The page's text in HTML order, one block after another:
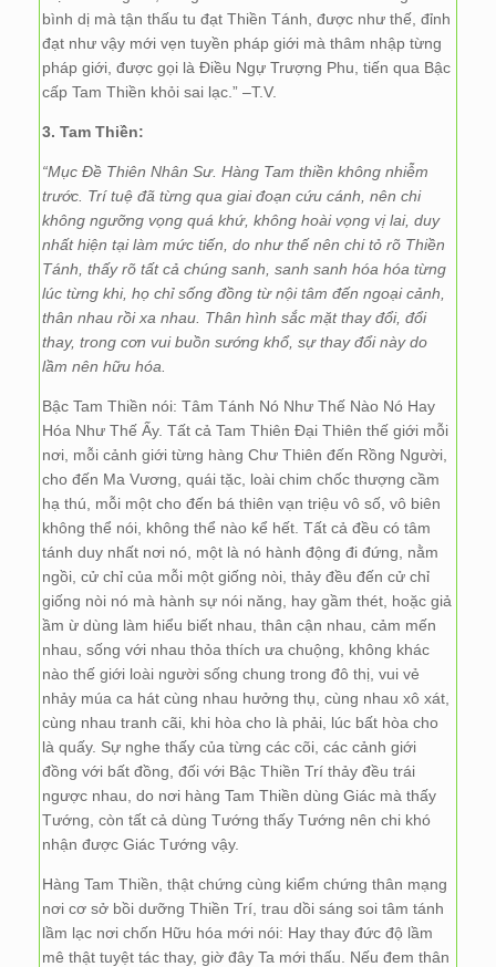
bình dị mà tận thấu tu đạt Thiền Tánh, được như thế, đỉnh
đạt như vậy mới vẹn tuyền pháp giới mà thâm nhập từng
pháp giới, được gọi là Điều Ngự Trượng Phu, tiến qua Bậc
cấp Tam Thiền khỏi sai lạc.” –T.V.
3. Tam Thiền:
“Mục Đề Thiên Nhân Sư. Hàng Tam thiền không nhiễm
trước. Trí tuệ đã từng qua giai đoạn cứu cánh, nên chi
không ngưỡng vọng quá khứ, không hoài vọng vị lai, duy
nhất hiện tại làm mức tiến, do như thế nên chi tỏ rõ Thiền
Tánh, thấy rõ tất cả chúng sanh, sanh sanh hóa hóa từng
lúc từng khi, họ chỉ sống đồng từ nội tâm đến ngoại cảnh,
thân nhau rồi xa nhau. Thân hình sắc mặt thay đổi, đổi
thay, trong cơn vui buồn sướng khổ, sự thay đổi này do
lầm nên hữu hóa.
Bậc Tam Thiền nói: Tâm Tánh Nó Như Thế Nào Nó Hay
Hóa Như Thế Ấy. Tất cả Tam Thiên Đại Thiên thế giới mỗi
nơi, mỗi cảnh giới từng hàng Chư Thiên đến Rồng Người,
cho đến Ma Vương, quái tặc, loài chim chốc thượng cầm
hạ thú, mỗi một cho đến bá thiên vạn triệu vô số, vô biên
không thể nói, không thể nào kể hết. Tất cả đều có tâm
tánh duy nhất nơi nó, một là nó hành động đi đứng, nằm
ngồi, cử chỉ của mỗi một giống nòi, thảy đều đến cử chỉ
giống nòi nó mà hành sự nói năng, hay gầm thét, hoặc giả
ầm ừ dùng làm hiểu biết nhau, thân cận nhau, cảm mến
nhau, sống với nhau thỏa thích ưa chuộng, không khác
nào thế giới loài người sống chung trong đô thị, vui vẻ
nhảy múa ca hát cùng nhau hưởng thụ, cùng nhau xô xát,
cùng nhau tranh cãi, khi hòa cho là phải, lúc bất hòa cho
là quấy. Sự nghe thấy của từng các cõi, các cảnh giới
đồng với bất đồng, đối với Bậc Thiền Trí thảy đều trái
ngược nhau, do nơi hàng Tam Thiền dùng Giác mà thấy
Tướng, còn tất cả dùng Tướng thấy Tướng nên chi khó
nhận được Giác Tướng vậy.
Hàng Tam Thiền, thật chứng cùng kiểm chứng thân mạng
nơi cơ sở bồi dưỡng Thiền Trí, trau dồi sáng soi tâm tánh
lầm lạc nơi chốn Hữu hóa mới nói: Hay thay đức độ lầm
mê thật tuyệt tác thay, giờ đây Ta mới thấu. Nếu đem thân